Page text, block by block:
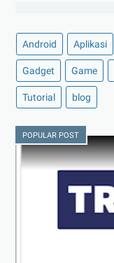
Android Aplikasi
Gadget Game
Tutorial blog
POPULAR POST